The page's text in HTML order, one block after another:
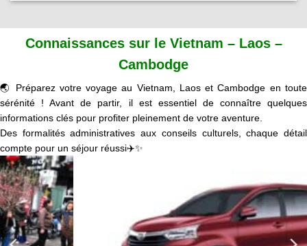
Connaissances sur le Vietnam – Laos –
Cambodge
🌏 Préparez votrevoyage au Vietnam, Laos et Cambodge en toute
sérénité ! Avant de partir, il est essentiel de connaître quelques
informations clés pour profiter pleinement de votre aventure.
Des formalités administratives aux conseils culturels, chaque détail
compte pour un séjour réussi✈️✨